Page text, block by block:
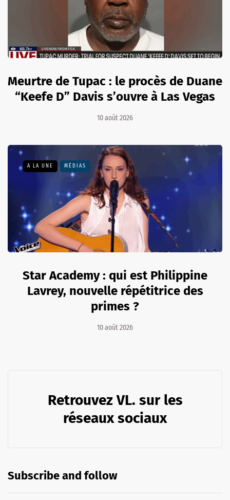
Meurtre de Tupac : le procès de Duane
“Keefe D” Davis s’ouvre à Las Vegas
10 août 2026
A LA UNE MÉDIAS
Star Academy : qui est Philippine
Lavrey, nouvelle répétitrice des
primes ?
10 août 2026
Retrouvez VL. sur les
réseaux sociaux
Subscribe and follow